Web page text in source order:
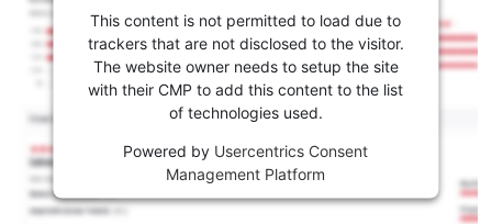
This content is not permitted to load due to
trackers that are not disclosed to the visitor.
The website owner needs to setup the site
with their CMP to add this content to the list
of technologies used.
Powered by Usercentrics Consent
Management Platform